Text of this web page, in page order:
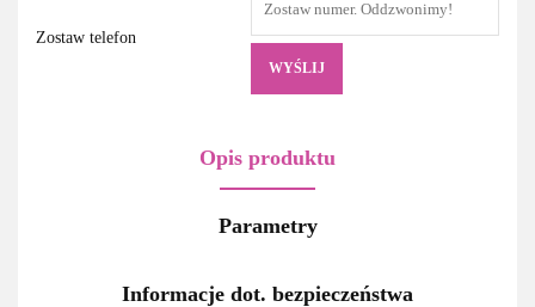
Zostaw telefon
WYŚLIJ
Opis produktu
Parametry
Informacje dot. bezpieczeństwa